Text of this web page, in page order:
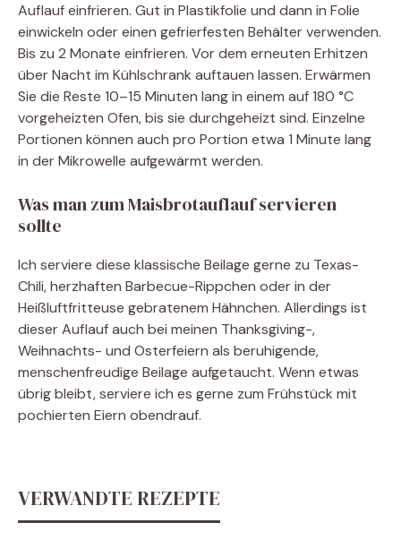
Auflauf einfrieren. Gut in Plastikfolie und dann in Folie
einwickeln oder einen gefrierfesten Behälter verwenden.
Bis zu 2 Monate einfrieren. Vor dem erneuten Erhitzen
über Nacht im Kühlschrank auftauen lassen. Erwärmen
Sie die Reste 10–15 Minuten lang in einem auf 180 °C
vorgeheizten Ofen, bis sie durchgeheizt sind. Einzelne
Portionen können auch pro Portion etwa 1 Minute lang
in der Mikrowelle aufgewärmt werden.
Was man zum Maisbrotauflauf servieren
sollte
Ich serviere diese klassische Beilage gerne zu Texas-
Chili, herzhaften Barbecue-Rippchen oder in der
Heißluftfritteuse gebratenem Hähnchen. Allerdings ist
dieser Auflauf auch bei meinen Thanksgiving-,
Weihnachts- und Osterfeiern als beruhigende,
menschenfreudige Beilage aufgetaucht. Wenn etwas
übrig bleibt, serviere ich es gerne zum Frühstück mit
pochierten Eiern obendrauf.
VERWANDTE REZEPTE